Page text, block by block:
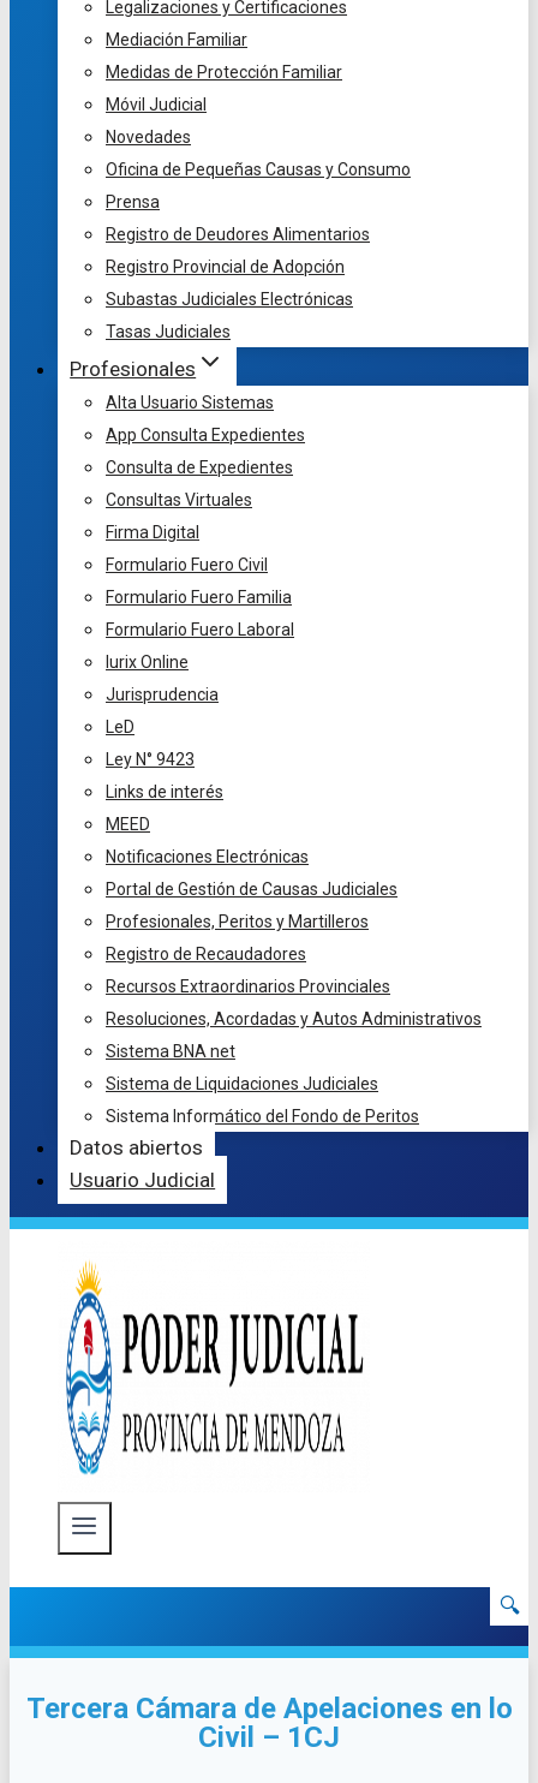
Legalizaciones y Certificaciones
Mediación Familiar
Medidas de Protección Familiar
Móvil Judicial
Novedades
Oficina de Pequeñas Causas y Consumo
Prensa
Registro de Deudores Alimentarios
Registro Provincial de Adopción
Subastas Judiciales Electrónicas
Tasas Judiciales
Profesionales
Alta Usuario Sistemas
App Consulta Expedientes
Consulta de Expedientes
Consultas Virtuales
Firma Digital
Formulario Fuero Civil
Formulario Fuero Familia
Formulario Fuero Laboral
Iurix Online
Jurisprudencia
LeD
Ley N° 9423
Links de interés
MEED
Notificaciones Electrónicas
Portal de Gestión de Causas Judiciales
Profesionales, Peritos y Martilleros
Registro de Recaudadores
Recursos Extraordinarios Provinciales
Resoluciones, Acordadas y Autos Administrativos
Sistema BNA net
Sistema de Liquidaciones Judiciales
Sistema Informático del Fondo de Peritos
Datos abiertos
Usuario Judicial
🔍
Tercera Cámara de Apelaciones en lo
Civil – 1CJ